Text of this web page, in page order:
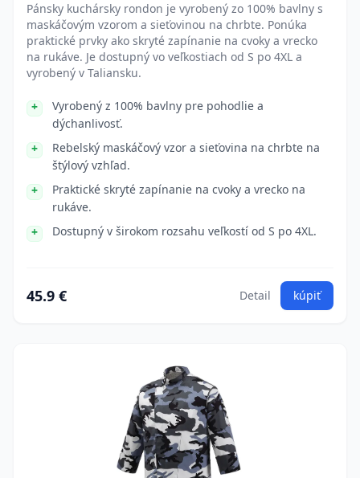
Pánsky kuchársky rondon je vyrobený zo 100% bavlny s
maskáčovým vzorom a sieťovinou na chrbte. Ponúka
praktické prvky ako skryté zapínanie na cvoky a vrecko
na rukáve. Je dostupný vo veľkostiach od S po 4XL a
vyrobený v Taliansku.
Vyrobený z 100% bavlny pre pohodlie a
dýchanlivosť.
Rebelský maskáčový vzor a sieťovina na chrbte na
štýlový vzhľad.
Praktické skryté zapínanie na cvoky a vrecko na
rukáve.
Dostupný v širokom rozsahu veľkostí od S po 4XL.
45.9 € Detail kúpiť